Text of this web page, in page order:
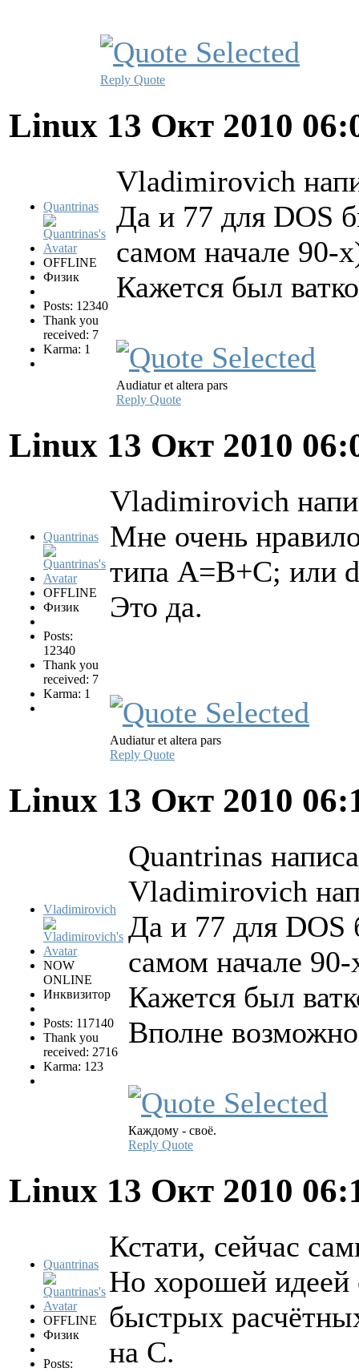
Reply Quote
Linux 13 Окт 2010
Quantrinas
OFFLINE
Физик
Posts: 12340
Thank you
received: 7
Karma: 1
Vladimirovich
Да и 77 для DOS
самом начале 90-
Кажется был
Audiatur et altera pars
Reply Quote
Linux 13 Окт 2010
Quantrinas
OFFLINE
Физик
Posts:
12340
Thank you
received: 7
Karma: 1
Vladimirovich
Мне очень
типа A=B+C; или
Это да.
Audiatur et altera pars
Reply Quote
Linux 13 Окт 2010
Vladimirovich
NOW
ONLINE
Инквизитор
Posts: 117140
Thank you
received: 2716
Karma: 123
Quantrinas
Vladimirovich
Да и 77 для DOS
самом начале
Кажется был
Вполне
Каждому - своё.
Reply Quote
Linux 13 Окт 2010
Quantrinas
OFFLINE
Физик
Posts:
Кстати, сейчас
Но хорошей идеей
быстрых
на С.